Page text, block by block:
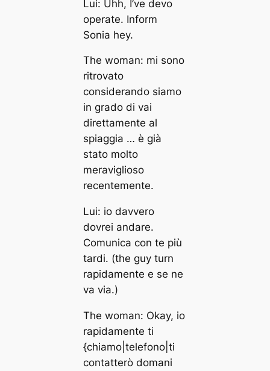
Lui: Uhh, I’ve devo
operate. Inform
Sonia hey.
The woman: mi sono
ritrovato
considerando siamo
in grado di vai
direttamente al
spiaggia … è già
stato molto
meraviglioso
recentemente.
Lui: io davvero
dovrei andare.
Comunica con te più
tardi. (the guy turn
rapidamente e se ne
va via.)
The woman: Okay, io
rapidamente ti
{chiamo|telefono|ti
contatterò domani